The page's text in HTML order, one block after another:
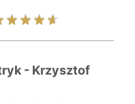
- Krzysztof